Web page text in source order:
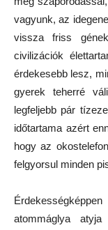
vagyunk, az
vissza friss
civilizációk
érdekesebb lesz,
gyerek teherré
legfeljebb pár
időtartama azért
hogy az
felgyorsul minden
atommáglya